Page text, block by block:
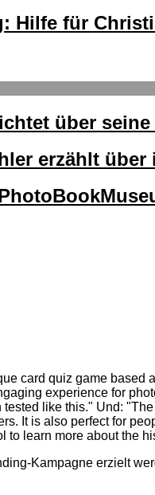
Hilfe für
über
erzählt über
card quiz game
experience for
like this." Und:
It is also perfect for
learn more about the
Kampagne erzielt